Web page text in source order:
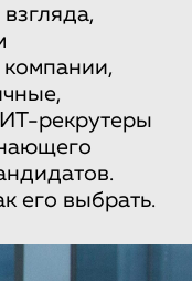
рекрутеры
его выбрать.